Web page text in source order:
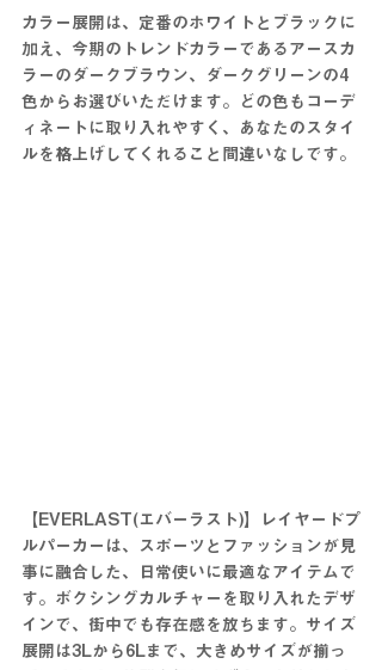
カラー展開は、定番のホワイトとブラックに
加え、今期のトレンドカラーであるアースカ
ラーのダークブラウン、ダークグリーンの4
色からお選びいただけます。どの色もコーデ
ィネートに取り入れやすく、あなたのスタイ
ルを格上げしてくれること間違いなしです。
【EVERLAST(エバーラスト)】レイヤードプ
ルパーカーは、スポーツとファッションが見
事に融合した、日常使いに最適なアイテムで
す。ボクシングカルチャーを取り入れたデザ
インで、街中でも存在感を放ちます。サイズ
展開は3Lから6Lまで、大きめサイズが揃っ